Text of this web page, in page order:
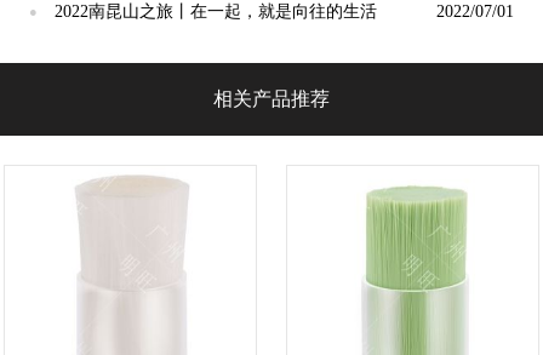
精彩时刻
● 2022南昆山之旅丨在一起，就是向往的生活 2022/07/01
相关产品推荐